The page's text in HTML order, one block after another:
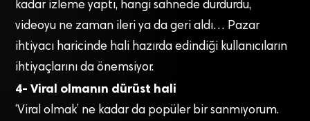
kadar izleme yaptı, hangi sahnede durdurdu,
videoyu ne zaman ileri ya da geri aldı… Pazar
ihtiyacı haricinde hali hazırda edindiği kullanıcıların
ihtiyaçlarını da önemsiyor.
4- Viral olmanın dürüst hali
‘Viral olmak’ ne kadar da popüler bir sanmıyorum.